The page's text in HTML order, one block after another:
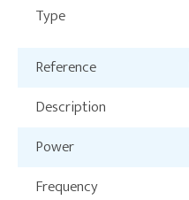
Type
Reference
Description
Power
Frequency